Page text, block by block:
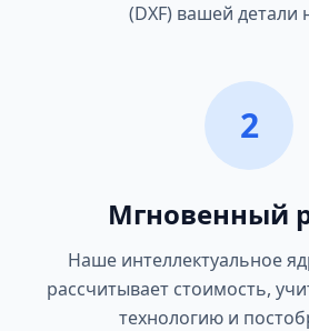
(DXF) вашей детали
2
Мгновенный
Наше интеллектуальное
рассчитывает стоимость,
технологию и